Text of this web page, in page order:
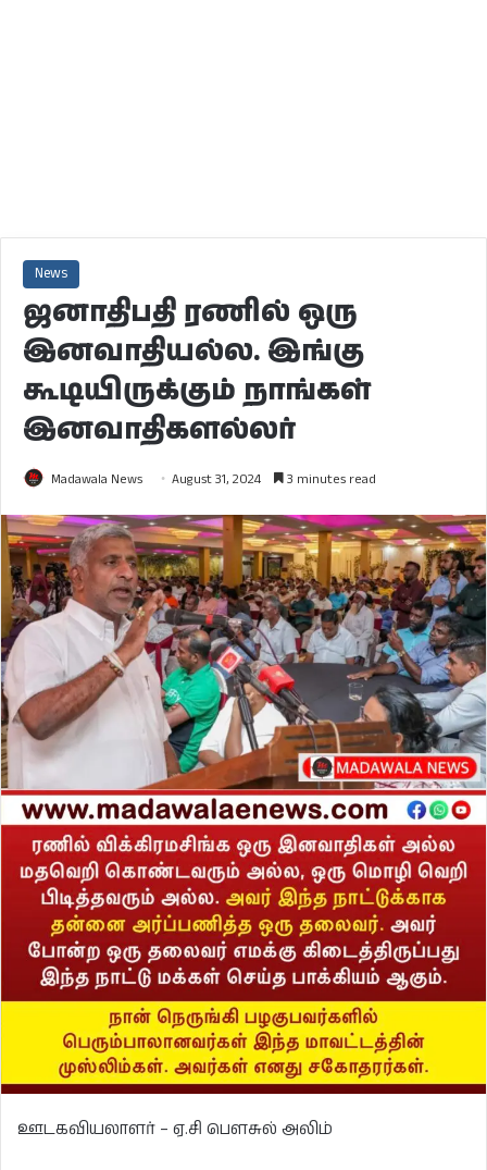
News
ஜனாதிபதி ரணில் ஒரு
இனவாதியல்ல. இங்கு
கூடியிருக்கும் நாங்கள்
இனவாதிகளல்லர்
Madawala News August 31, 2024 3 minutes read
ஊடகவியலாளர் – ஏ.சி பௌசுல் அலிம்